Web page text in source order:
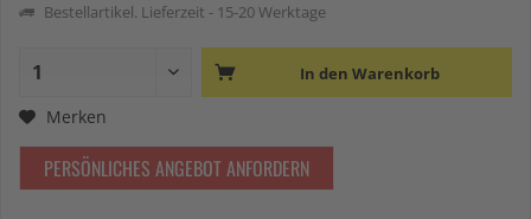
Bestellartikel. Lieferzeit - 15-20 Werktage
In den Warenkorb
Merken
PERSÖNLICHES ANGEBOT ANFORDERN